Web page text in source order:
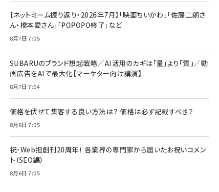
【ネットミーム振り返り・2026年7月】「映画ちいかわ」「佐藤二朗さ
ん・橋本愛さん」「POPOPO終了」など
8月7日 7:05
SUBARUのブランド想起戦略／AI活用のカギは「量」より「質」／動
画広告をAIで最大化【マーケター向け講演】
8月7日 7:04
価格を伏せて集客する良い方法は？ 価格は必ず記載すべき？
8月6日 7:05
祝・Web担創刊20周年！ 各業界の専門家から届いたお祝いコメン
ト（SEO編）
8月6日 7:05